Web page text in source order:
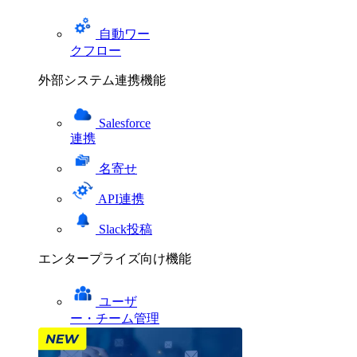
自動ワー
クフロー
外部システム連携機能
Salesforce
連携
名寄せ
API連携
Slack投稿
エンタープライズ向け機能
ユーザ
ー・チーム管理